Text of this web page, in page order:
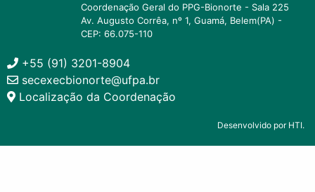
Coordenação Geral do PPG-Bionorte - Sala 225
Av. Augusto Corrêa, nº 1, Guamá, Belem(PA) -
CEP: 66.075-110
+55 (91) 3201-8904
secexecbionorte@ufpa.br
Localização da Coordenação
Desenvolvido por HTI.